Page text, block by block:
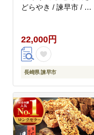
どらやき / 諫早市 / 有
22,000円
長崎県 諫早市